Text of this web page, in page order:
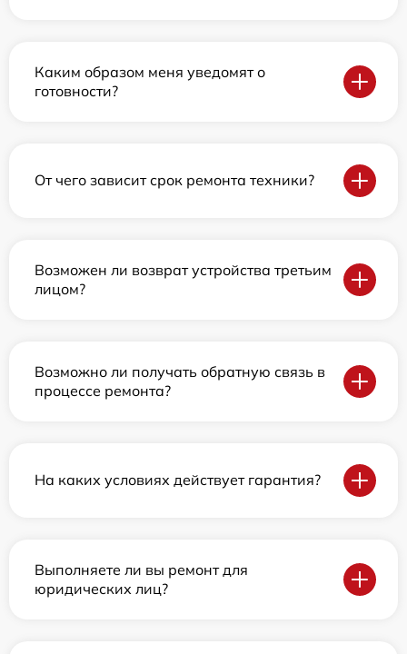
Каким образом меня уведомят о
готовности?
От чего зависит срок ремонта техники?
Возможен ли возврат устройства третьим
лицом?
Возможно ли получать обратную связь в
процессе ремонта?
На каких условиях действует гарантия?
Выполняете ли вы ремонт для
юридических лиц?